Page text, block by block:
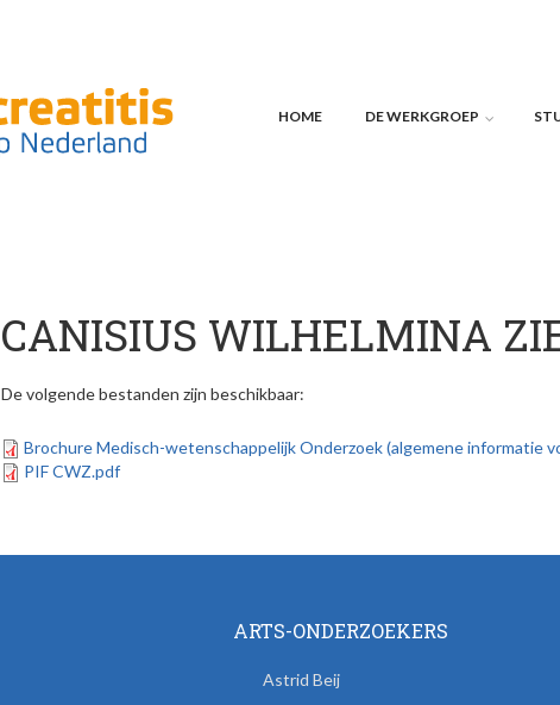
HOME DE WERKGROEP
CANISIUS WILHELMINA
De volgende bestanden zijn beschikbaar:
Brochure Medisch-wetenschappelijk Onderzoek (algemene informatie
PIF CWZ.pdf
ARTS-ONDERZOEKERS
Astrid Beij